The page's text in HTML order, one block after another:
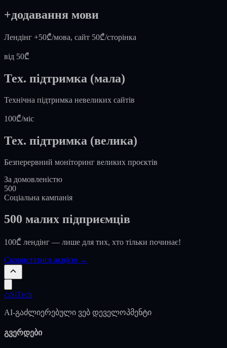
+додавання мови
Лендінг +50₾/мова, сайт 50₾/сторінка
від 50₾
Тех. підтримка (мала)
Технічна підтримка невеликих сайтів
100₾/міс
Тех. підтримка (велика)
Безперервний моніторинг великих проєктів
За домовленістю
500
Соціальна кампанія
500 малих підприємців
100₾ лендінг — лише для тих, хто тільки починає!
Скористатися акцією →
◇SiTech
AI-გაძლიერებული ვებ დეველოპმენტი
გვერდები